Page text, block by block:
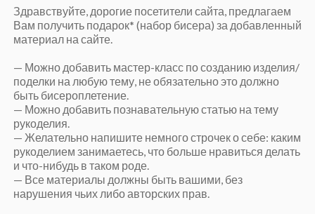
Здравствуйте, дорогие посетители сайта, предлагаем
Вам получить подарок* (набор бисера) за добавленный
материал на сайте.
— Можно добавить мастер-класс по созданию изделия/
поделки на любую тему, не обязательно это должно
быть бисероплетение.
— Можно добавить познавательную статью на тему
рукоделия.
— Желательно напишите немного строчек о себе: каким
рукоделием занимаетесь, что больше нравиться делать
и что-нибудь в таком роде.
— Все материалы должны быть вашими, без
нарушения чьих либо авторских прав.